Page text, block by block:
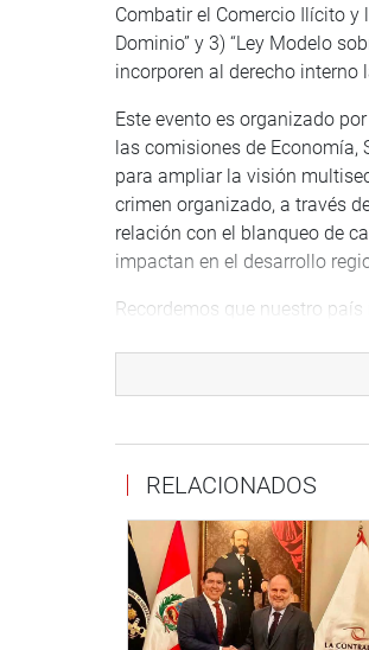
Combatir el Comercio Ilícito y
Dominio” y 3) “Ley Modelo
incorporen al derecho
Este evento es organizado
las comisiones de
para ampliar la visión
crimen organizado, a través
relación con el blanqueo de
impactan en el desarrollo
Recordemos que nuestro
Al final del encuentro se
RELACIONADOS